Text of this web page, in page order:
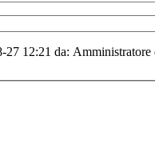
12:21 da: Amministratore